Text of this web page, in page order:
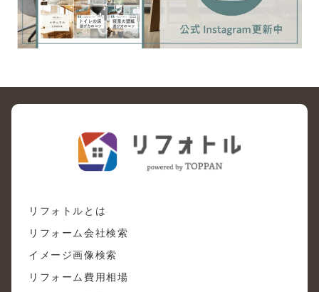
リフォトルとは
リフォーム会社検索
イメージ画像検索
リフォーム費用相場